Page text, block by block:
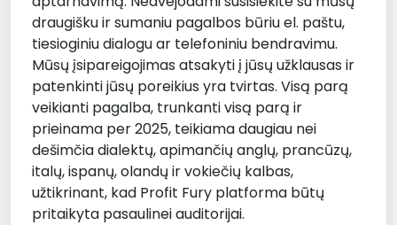
draugišku ir sumaniu pagalbos būriu el. paštu,
tiesioginiu dialogu ar telefoniniu bendravimu.
Mūsų įsipareigojimas atsakyti į jūsų užklausas ir
patenkinti jūsų poreikius yra tvirtas. Visą parą
veikianti pagalba, trunkanti visą parą ir
prieinama per 2025, teikiama daugiau nei
dešimčia dialektų, apimančių anglų, prancūzų,
italų, ispanų, olandų ir vokiečių kalbas,
užtikrinant, kad Profit Fury platforma būtų
pritaikyta pasaulinei auditorijai.